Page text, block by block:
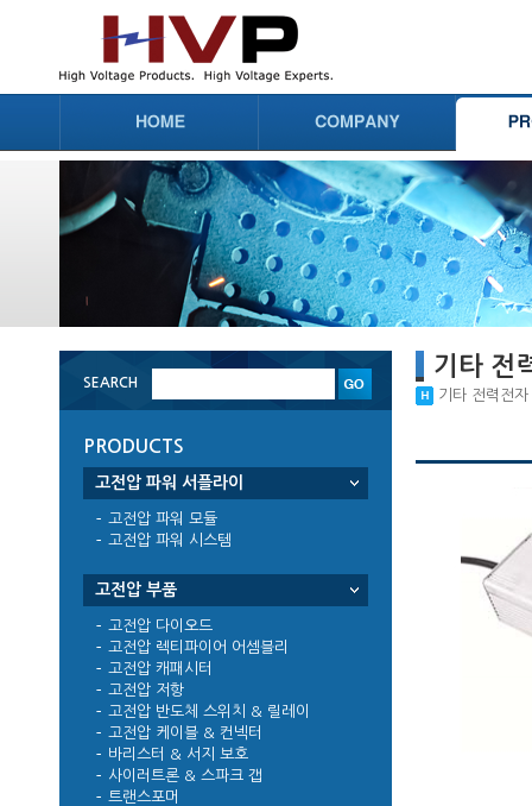
SEARCH
PRODUCTS
고전압 파워 서플라이
고전압 파워 모듈
고전압 파워 시스템
고전압 부품
고전압 다이오드
고전압 렉티파이어 어셈블리
고전압 캐패시터
고전압 저항
고전압 반도체 스위치 & 릴레이
고전압 케이블 & 컨넥터
바리스터 & 서지 보호
사이러트론 & 스파크 갭
트랜스포머
기타 전
기타 전력전